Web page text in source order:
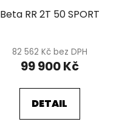
Beta RR 2T 50 SPORT
82 562 Kč bez DPH
99 900 Kč
DETAIL